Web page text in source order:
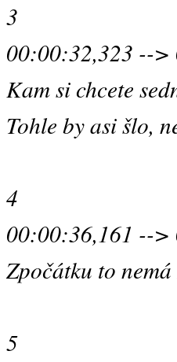
3
00:00:32,323 --
Kam si chcete
Tohle by asi šlo,
4
00:00:36,161 -->
Zpočátku to
5